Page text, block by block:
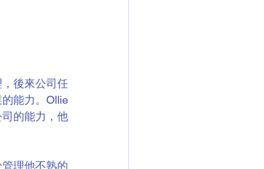
後來公司任
能力。Ollie
的能力，他
理他不熟的